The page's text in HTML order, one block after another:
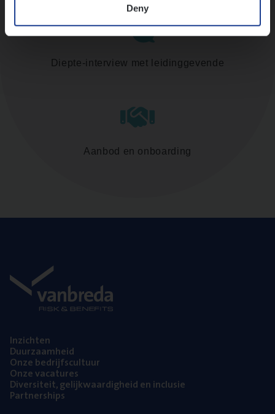
Deny
Diepte-interview met leidinggevende
Aanbod en onboarding
Inzich­ten
Duur­zaam­heid
Onze bedrijfs­cul­tuur
Onze vaca­tu­res
Diver­si­teit, gelijk­waar­dig­heid en inclusie
Part­ner­ships